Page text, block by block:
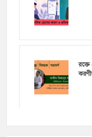
রক্তে